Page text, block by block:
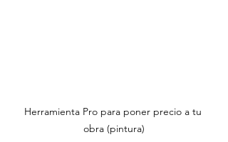
Herramienta Pro para poner precio a tu
obra (pintura)